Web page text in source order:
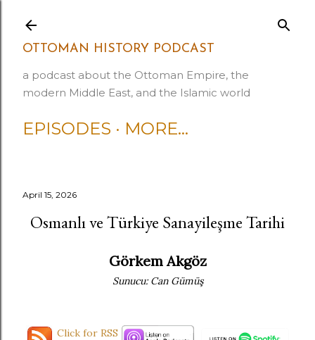
OTTOMAN HISTORY PODCAST
a podcast about the Ottoman Empire, the
modern Middle East, and the Islamic world
EPISODES MORE…
April 15, 2026
Osmanlı ve Türkiye Sanayileşme Tarihi
Görkem Akgöz
Sunucu: Can Gümüş
Click for RSS